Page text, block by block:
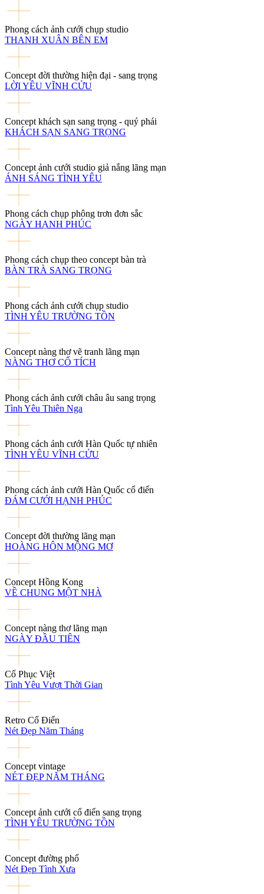
Phong cách ảnh cưới chụp studio
THANH XUÂN BÊN EM
Concept đời thường hiện đại - sang trọng
LỜI YÊU VĨNH CỬU
Concept khách sạn sang trọng - quý phái
KHÁCH SẠN SANG TRỌNG
Concept ảnh cưới studio giả nắng lãng mạn
ÁNH SÁNG TÌNH YÊU
Phong cách chụp phông trơn đơn sắc
NGÀY HẠNH PHÚC
Phong cách chụp theo concept bàn trà
BÀN TRÀ SANG TRỌNG
Phong cách ảnh cưới chụp studio
TÌNH YÊU TRƯỜNG TỒN
Concept nàng thơ vẽ tranh lãng mạn
NÀNG THƠ CỔ TÍCH
Phong cách ảnh cưới châu âu sang trọng
Tình Yêu Thiên Nga
Phong cách ảnh cưới Hàn Quốc tự nhiên
TÌNH YÊU VĨNH CỬU
Phong cách ảnh cưới Hàn Quốc cổ điển
ĐÁM CƯỚI HẠNH PHÚC
Concept đời thường lãng mạn
HOÀNG HÔN MỘNG MƠ
Concept Hồng Kong
VỀ CHUNG MỘT NHÀ
Concept nàng thơ lãng mạn
NGÀY ĐẦU TIÊN
Cổ Phục Việt
Tình Yêu Vượt Thời Gian
Retro Cổ Điển
Nét Đẹp Năm Tháng
Concept vintage
NÉT ĐẸP NĂM THÁNG
Concept ảnh cưới cổ điển sang trọng
TÌNH YÊU TRƯỜNG TỒN
Concept đường phố
Nét Đẹp Tình Xưa